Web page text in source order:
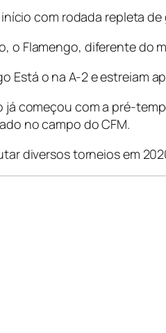
início com rodada repleta
o Flamengo, diferente do
Está o na A-2 e estreiam
já começou com a pré-
no campo do CFM.
diversos torneios em